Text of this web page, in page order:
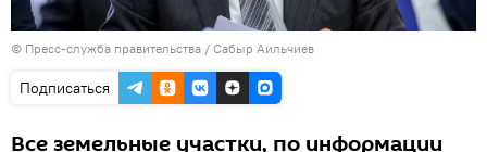
© Пресс-служба правительства / Сабыр Аильчиев
Подписаться
Все земельные участки, по информации